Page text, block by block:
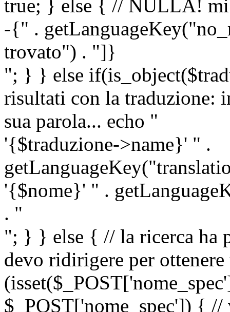
true; } else { // NULLA! mi
-{" .
trovato") . "]}
"; } } else
risultati con la traduzione:
sua parola... echo "
'{$traduzione->name}' " .
'{$nome}' " .
. "
"; } } else { // la ricerca ha
devo ridirigere per
$_POST['nome_spec']) {